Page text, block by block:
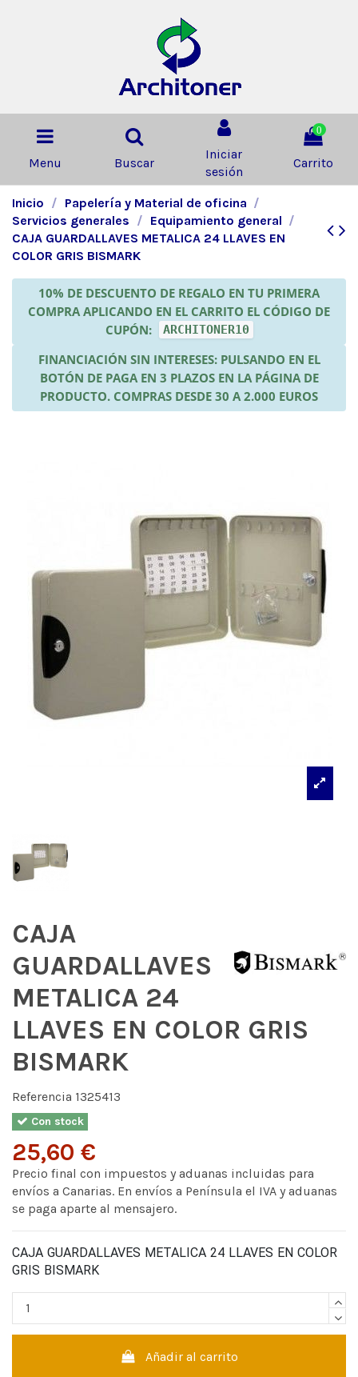
Menu Buscar
Iniciar
sesión
0
Carrito
Inicio
Papelería y Material de oficina
Servicios generales
Equipamiento general
CAJA GUARDALLAVES METALICA 24 LLAVES EN
COLOR GRIS BISMARK
10% DE DESCUENTO DE REGALO EN TU PRIMERA
COMPRA APLICANDO EN EL CARRITO EL CÓDIGO DE
CUPÓN:
ARCHITONER10
FINANCIACIÓN SIN INTERESES: PULSANDO EN EL
BOTÓN DE PAGA EN 3 PLAZOS EN LA PÁGINA DE
PRODUCTO. COMPRAS DESDE 30 A 2.000 EUROS
CAJA
GUARDALLAVES
METALICA 24
LLAVES EN COLOR GRIS
BISMARK
Referencia 1325413
Con stock
25,60 €
Precio final con impuestos y aduanas incluidas para
envíos a Canarias. En envíos a Península el IVA y aduanas
se paga aparte al mensajero.
CAJA GUARDALLAVES METALICA 24 LLAVES EN COLOR
GRIS BISMARK
Añadir al carrito